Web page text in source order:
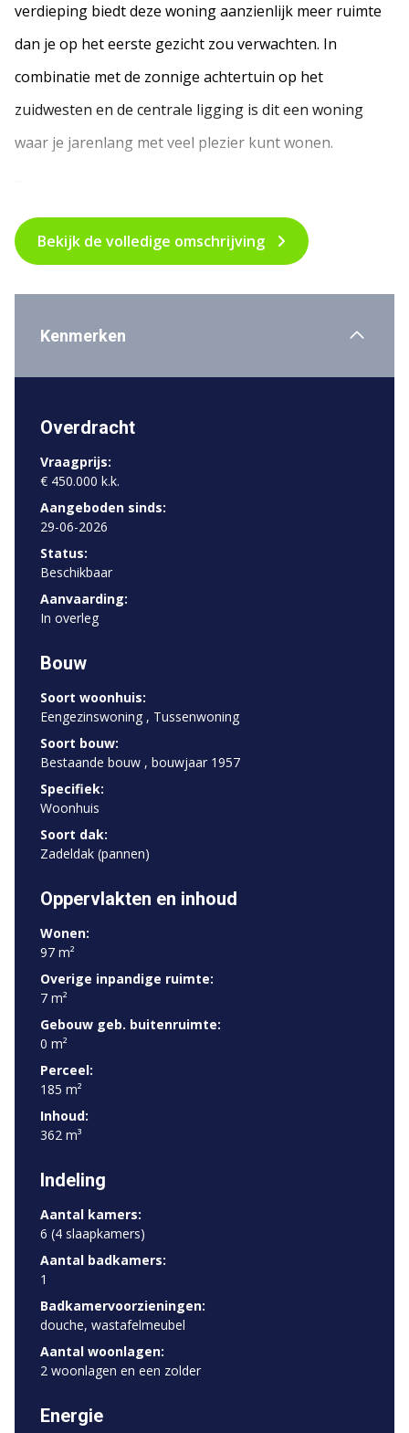
verdieping biedt deze woning aanzienlijk meer ruimte
dan je op het eerste gezicht zou verwachten. In
combinatie met de zonnige achtertuin op het
zuidwesten en de centrale ligging is dit een woning
waar je jarenlang met veel plezier kunt wonen.
Bekijk de volledige omschrijving
Kenmerken
Overdracht
Vraagprijs:
€ 450.000 k.k.
Aangeboden sinds:
29-06-2026
Status:
Beschikbaar
Aanvaarding:
In overleg
Bouw
Soort woonhuis:
Eengezinswoning , Tussenwoning
Soort bouw:
Bestaande bouw , bouwjaar 1957
Specifiek:
Woonhuis
Soort dak:
Zadeldak (pannen)
Oppervlakten en inhoud
Wonen:
97 m²
Overige inpandige ruimte:
7 m²
Gebouw geb. buitenruimte:
0 m²
Perceel:
185 m²
Inhoud:
362 m³
Indeling
Aantal kamers:
6 (4 slaapkamers)
Aantal badkamers:
1
Badkamervoorzieningen:
douche, wastafelmeubel
Aantal woonlagen:
2 woonlagen en een zolder
Energie